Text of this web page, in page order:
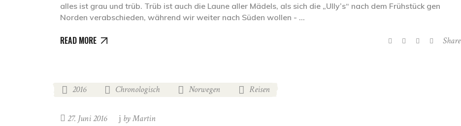
alles ist grau und trüb. Trüb ist auch die Laune aller Mädels, als sich die „Ully’s“ nach dem Frühstück gen
Norden verabschieden, während wir weiter nach Süden wollen -
READ MORE Share
2016 Chronologisch Norwegen Reisen
27. Juni 2016 byMartin